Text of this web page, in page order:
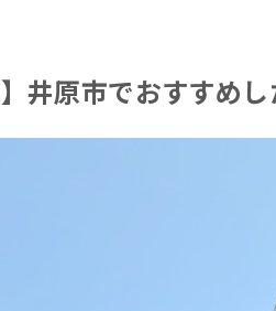
井原市でおすすめ